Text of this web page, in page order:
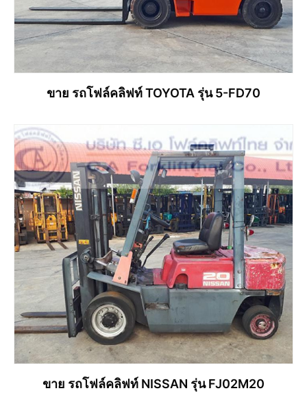
ขาย รถโฟล์คลิฟท์ TOYOTA รุ่น 5-FD70
อ่านเพิ่ม
ขาย รถโฟล์คลิฟท์ NISSAN รุ่น FJ02M20